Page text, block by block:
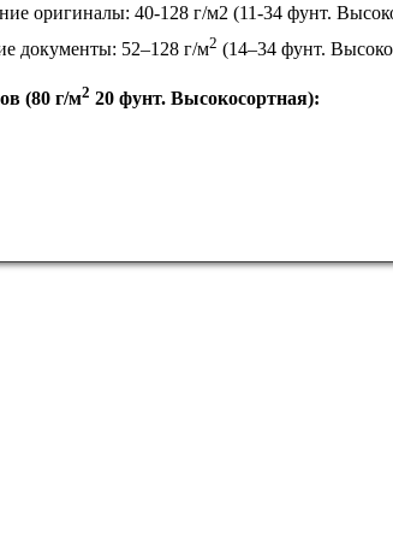
оригиналы: 40-128 г/м2 (11-34 фунт.
документы: 52–128 г/м2 (14–34 фунт.
(80 г/м2 20 фунт. Высокосортная):